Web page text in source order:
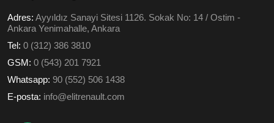
Adres: Ayyıldız Sanayi Sitesi 1126. Sokak No: 14 / Ostim -
Ankara Yenimahalle, Ankara
Tel: 0 (312) 386 3810
GSM: 0 (543) 201 7921
Whatsapp: 90 (552) 506 1438
E-posta: info@elitrenault.com